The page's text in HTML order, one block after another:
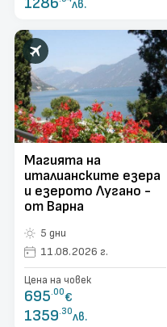
лв.
Магията на
италианските езера
и езерото Лугано -
от Варна
5 дни
11.08.2026 г.
Цена на човек
695.00€
1359.30лв.